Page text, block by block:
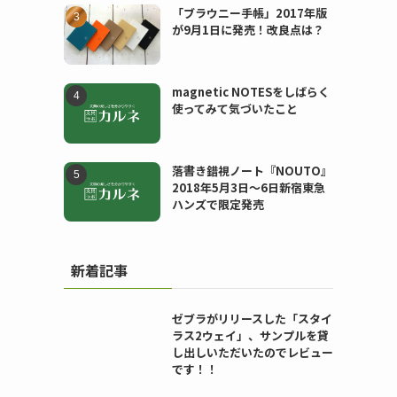
「ブラウニー手帳」2017年版
が9月1日に発売！改良点は？
magnetic NOTESをしばらく
使ってみて気づいたこと
落書き錯視ノート『NOUTO』
2018年5月3日〜6日新宿東急
ハンズで限定発売
新着記事
ゼブラがリリースした「スタイ
ラス2ウェイ」、サンプルを貸
し出しいただいたのでレビュー
です！！